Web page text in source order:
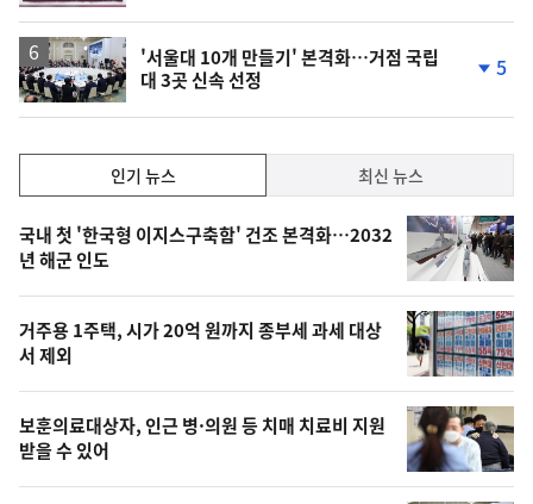
'서울대 10개 만들기' 본격화…거점 국립
대 3곳 신속 선정
하
락
5
기,
최
신,
오
늘
의
영
상
인기 뉴스 최신 뉴스
인
기
뉴
스
국내 첫 '한국형 이지스구축함' 건조 본격화…2032
년 해군 인도
거주용 1주택, 시가 20억 원까지 종부세 과세 대상
서 제외
보훈의료대상자, 인근 병·의원 등 치매 치료비 지원
받을 수 있어